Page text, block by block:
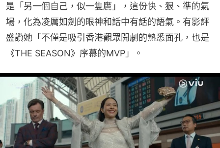
是「另一個自己，似一隻鷹」，這份快、狠、準的氣
場，化為凌厲如劍的眼神和話中有話的語氣。有影評
盛讚她「不僅是吸引香港觀眾開劇的熟悉面孔，也是
《THE SEASON》序幕的MVP」。